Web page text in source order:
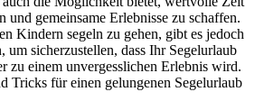
und gemeinsame Erlebnisse zu schaffen.
Kindern segeln zu gehen, gibt es jedoch
um sicherzustellen, dass Ihr Segelurlaub
zu einem unvergesslichen Erlebnis wird.
Tricks für einen gelungenen Segelurlaub